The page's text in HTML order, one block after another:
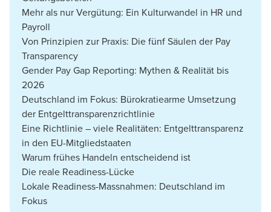
Mehr als nur Vergütung: Ein Kulturwandel in HR und
Payroll
Von Prinzipien zur Praxis: Die fünf Säulen der Pay
Transparency
Gender Pay Gap Reporting: Mythen & Realität bis
2026
Deutschland im Fokus: Bürokratiearme Umsetzung
der Entgelttransparenzrichtlinie
Eine Richtlinie – viele Realitäten: Entgelttransparenz
in den EU-Mitgliedstaaten
Warum frühes Handeln entscheidend ist
Die reale Readiness-Lücke
Lokale Readiness-Massnahmen: Deutschland im
Fokus